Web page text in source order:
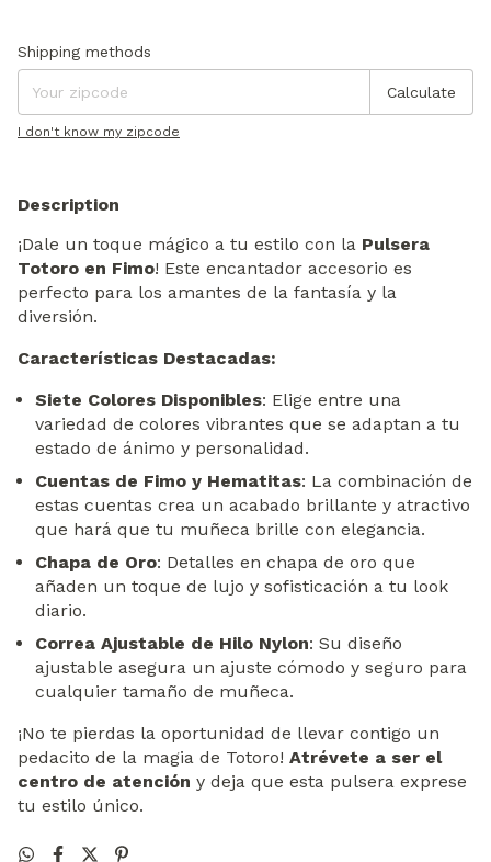
Shipping for zipcode:
Shipping methods
Calculate
I don't know my zipcode
Description
¡Dale un toque mágico a tu estilo con la Pulsera
Totoro en Fimo! Este encantador accesorio es
perfecto para los amantes de la fantasía y la
diversión.
Características Destacadas:
Siete Colores Disponibles: Elige entre una
variedad de colores vibrantes que se adaptan a tu
estado de ánimo y personalidad.
Cuentas de Fimo y Hematitas: La combinación de
estas cuentas crea un acabado brillante y atractivo
que hará que tu muñeca brille con elegancia.
Chapa de Oro: Detalles en chapa de oro que
añaden un toque de lujo y sofisticación a tu look
diario.
Correa Ajustable de Hilo Nylon: Su diseño
ajustable asegura un ajuste cómodo y seguro para
cualquier tamaño de muñeca.
¡No te pierdas la oportunidad de llevar contigo un
pedacito de la magia de Totoro! Atrévete a ser el
centro de atención y deja que esta pulsera exprese
tu estilo único.